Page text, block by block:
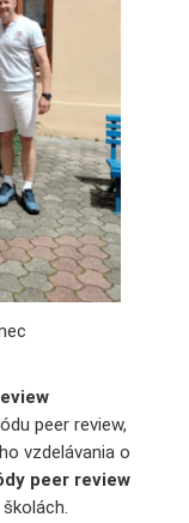
peer review,
vzdelávania o
peer review